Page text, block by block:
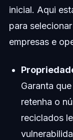
inicial. Aqui
para
empresas e
Garanta
retenha o
reciclados